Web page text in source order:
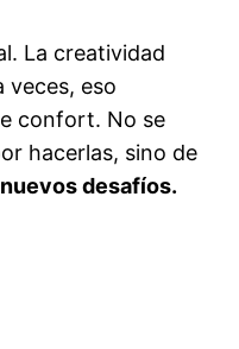
La creatividad
veces, eso
confort. No se
hacerlas, sino de
desafíos.